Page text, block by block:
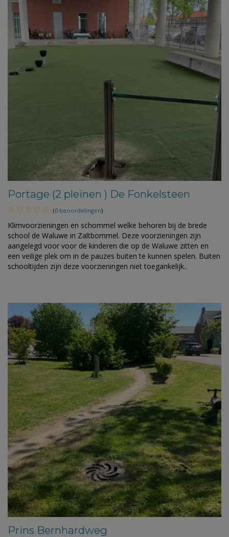
Portage (2 pleinen ) De Fonkelsteen
(0 beoordelingen)
Klimvoorzieningen en schommel welke behoren bij de brede
school de Waluwe in Zaltbommel. Deze voorzieningen zijn
aangelegd voor voor de kinderen die op de Waluwe zitten en
een veilige plek om in de pauzes buiten te kunnen spelen. Buiten
schooltijden zijn deze voorzieningen niet toegankelijk..
Prins Bernhardweg